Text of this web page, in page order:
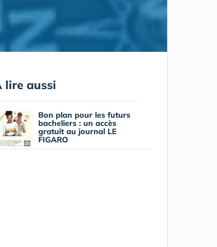
lire aussi
Bon plan pour les futurs
bacheliers : un accès
gratuit au journal LE
FIGARO